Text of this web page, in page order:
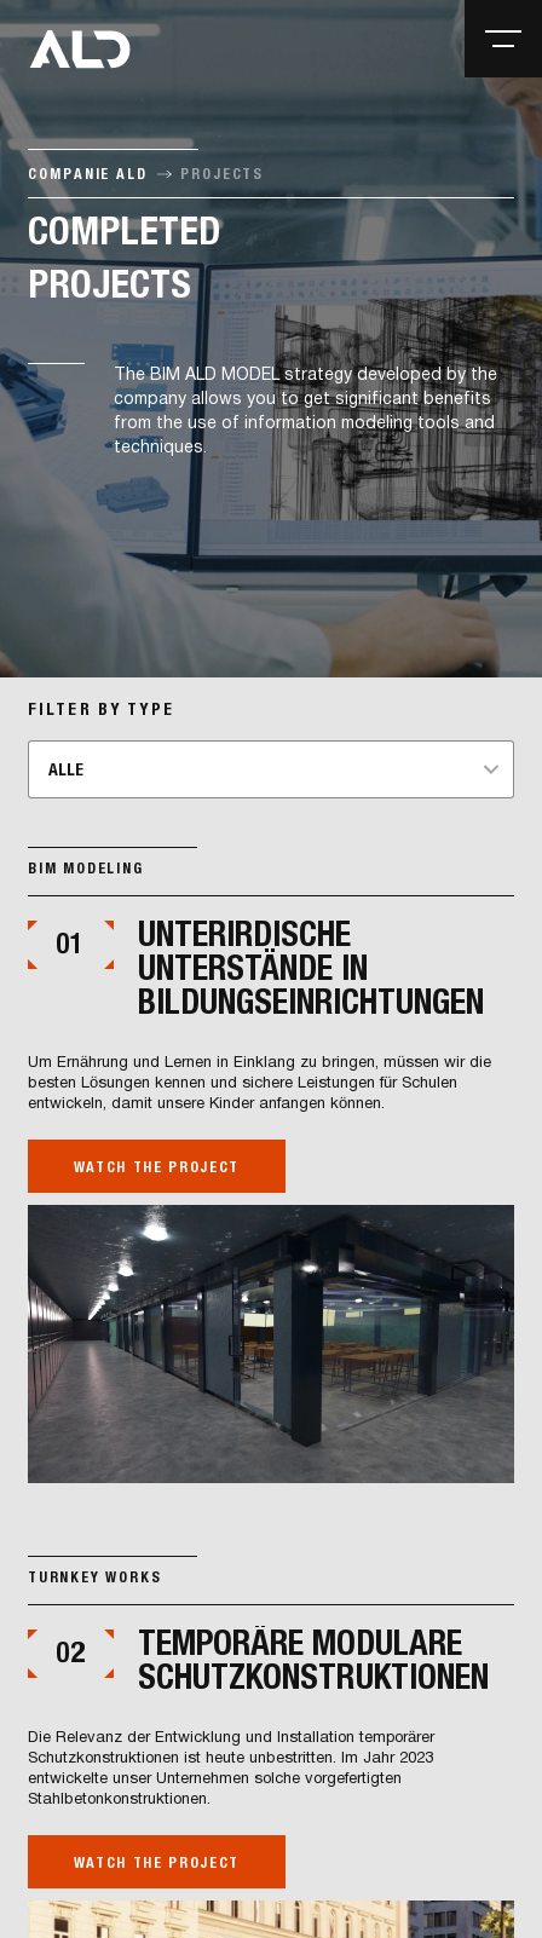
COMPANIE ALD PROJECTS
COMPLETED
PROJECTS
The BIM ALD MODEL strategy developed by the
company allows you to get significant benefits
from the use of information modeling tools and
techniques.
FILTER BY TYPE
ALLE
BIM MODELING
01
UNTERIRDISCHE
UNTERSTÄNDE IN
BILDUNGSEINRICHTUNGEN
Um Ernährung und Lernen in Einklang zu bringen, müssen wir die
besten Lösungen kennen und sichere Leistungen für Schulen
entwickeln, damit unsere Kinder anfangen können.
WATCH THE PROJECT
TURNKEY WORKS
02
TEMPORÄRE MODULARE
SCHUTZKONSTRUKTIONEN
Die Relevanz der Entwicklung und Installation temporärer
Schutzkonstruktionen ist heute unbestritten. Im Jahr 2023
entwickelte unser Unternehmen solche vorgefertigten
Stahlbetonkonstruktionen.
WATCH THE PROJECT